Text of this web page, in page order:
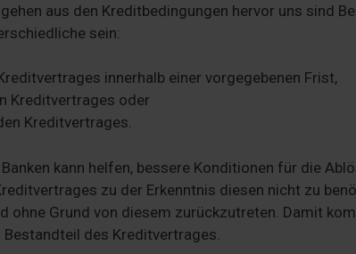
aus den Kreditbedingungen hervor uns sind
sein:
innerhalb einer vorgegebenen Frist,
Kreditvertrages oder
Kreditvertrages.
kann helfen, bessere Konditionen für die
zu der Erkenntnis diesen nicht zu
ohne Grund von diesem zurückzutreten. Damit
des Kreditvertrages.